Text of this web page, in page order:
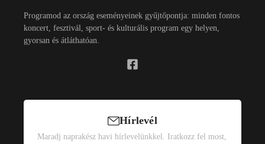
Programod az ország eseményeinek gyűjtőpontja: minden fontos
koncert, fesztivál, sport- és kulturális program egy helyen,
gyorsan és átláthatóan.
Hírlevél
Maradj naprakész havi hírlevelünkkel. Iratkozz fel most,